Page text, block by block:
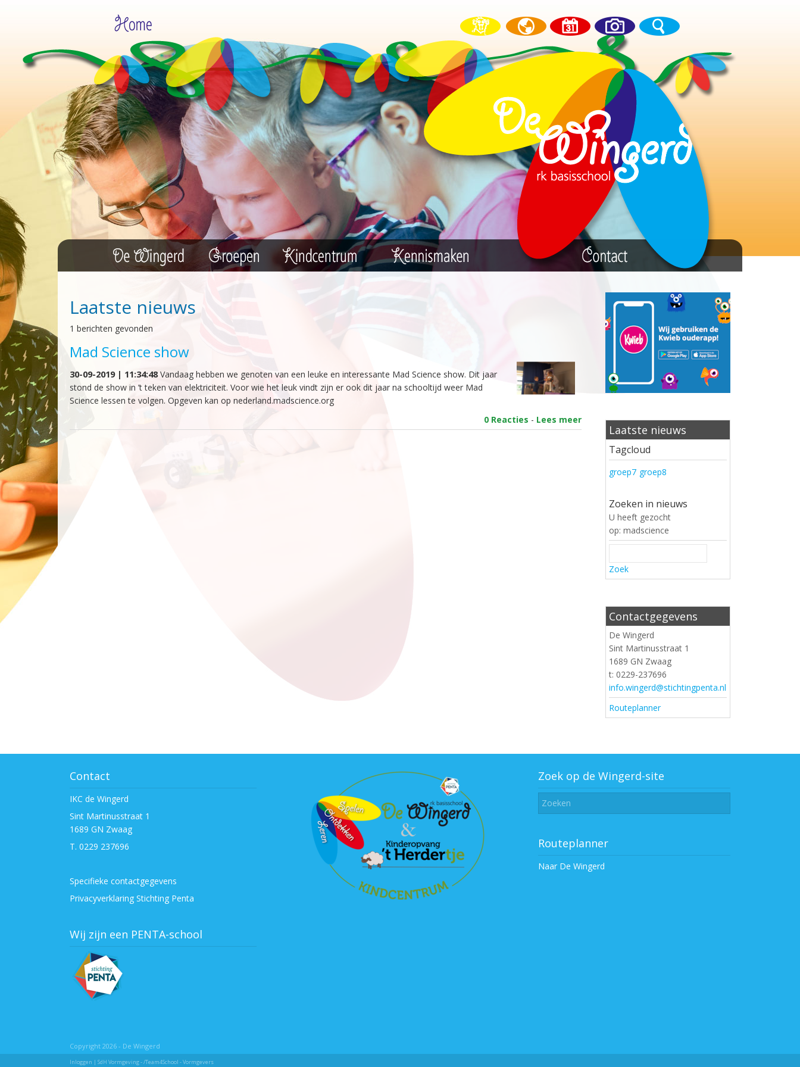
Laatste nieuws
1 berichten gevonden
Mad Science show
30-09-2019 | 11:34:48Vandaag hebben we genoten van een leuke en interessante Mad Science show. Dit jaar
stond de show in ’t teken van elektriciteit. Voor wie het leuk vindt zijn er ook dit jaar na schooltijd weer Mad
Science lessen te volgen. Opgeven kan op nederland.madscience.org
0 Reacties - Lees meer
Laatste nieuws
Tagcloud
groep7 groep8
Zoeken in nieuws
U heeft gezocht
op: madscience
Zoek
Contactgegevens
De Wingerd
Sint Martinusstraat 1
1689 GN Zwaag
t: 0229-237696
info.wingerd@stichtingpenta.nl
Routeplanner
Contact
IKC de Wingerd
Sint Martinusstraat 1
1689 GN Zwaag
T. 0229 237696
Specifieke contactgegevens
Privacyverklaring Stichting Penta
Wij zijn een PENTA-school
Zoek op de Wingerd-site
Routeplanner
Naar De Wingerd
Copyright 2026 - De Wingerd
Inloggen | SdH Vormgeving -/Team4School - Vormgevers